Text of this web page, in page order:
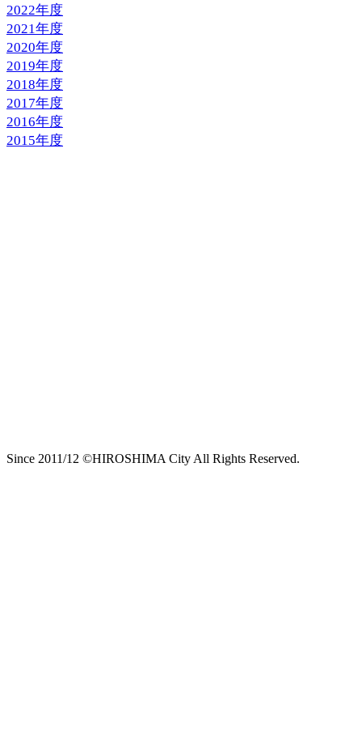
2022年度
2021年度
2020年度
2019年度
2018年度
2017年度
2016年度
2015年度
Since 2011/12 ©HIROSHIMA City All Rights Reserved.